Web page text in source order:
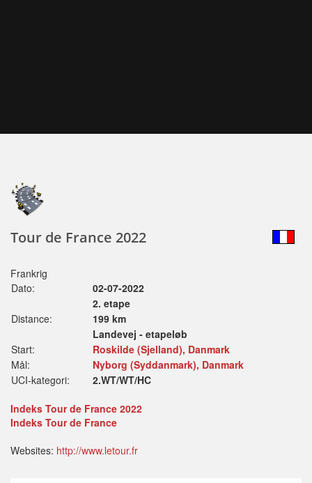
Tour de France 2022
Frankrig
Dato:
02-07-2022
2. etape
Distance:
199 km
Landevej - etapeløb
Start:
Roskilde (Sjelland), Danmark
Mål:
Nyborg (Syddanmark), Danmark
UCI-kategori:
2.WT/WT/HC
Indeks Tour de France 2022
Indeks Tour de France
Websites: http://www.letour.fr